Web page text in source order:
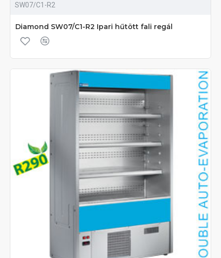
SW07/C1-R2
Diamond SW07/C1-R2 Ipari hűtött fali regál